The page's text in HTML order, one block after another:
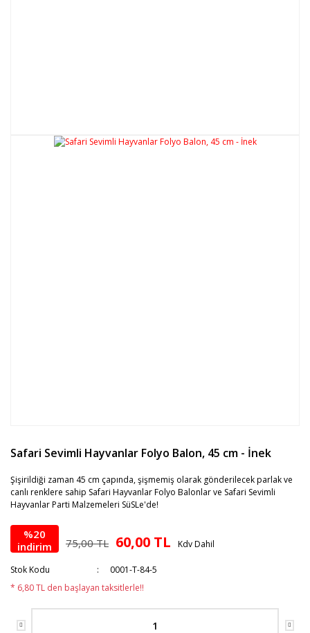
Safari Sevimli Hayvanlar Folyo Balon, 45 cm - İnek
Şişirildiği zaman 45 cm çapında, şişmemiş olarak gönderilecek parlak ve
canlı renklere sahip Safari Hayvanlar Folyo Balonlar ve Safari Sevimli
Hayvanlar Parti Malzemeleri SüSLe'de!
%20
indirim
75,00 TL 60,00 TL Kdv Dahil
Stok Kodu
0001-T-84-5
* 6,80 TL den başlayan taksitlerle!!